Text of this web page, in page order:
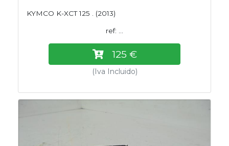
KYMCO K-XCT 125 . (2013)
ref: ...
125 €
(Iva Incluido)